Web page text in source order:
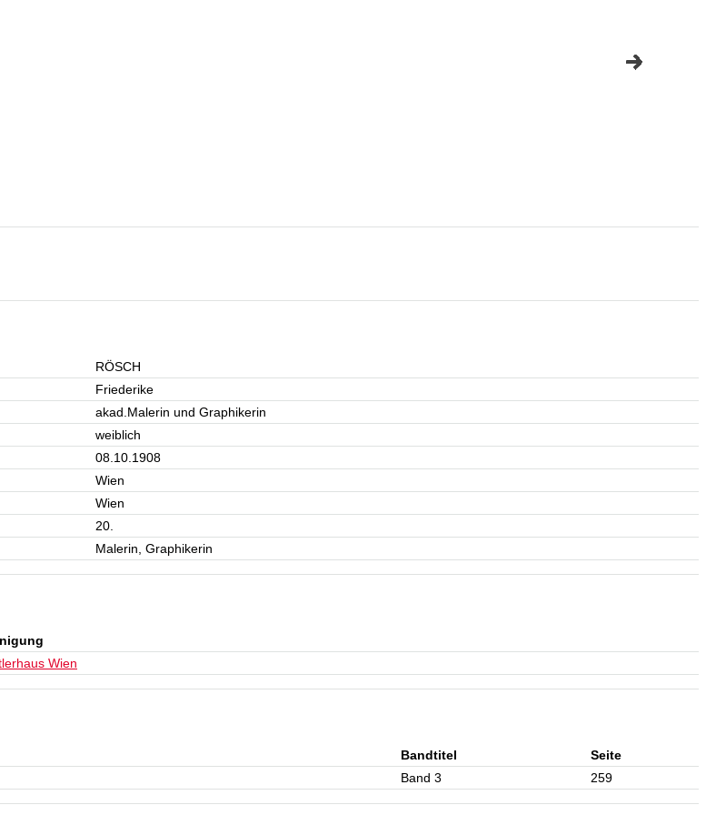
RÖSCH
Friederike
akad.Malerin und Graphikerin
weiblich
08.10.1908
Wien
Wien
20.
Malerin, Graphikerin
Wien
Bandtitel
Seite
Band 3 259